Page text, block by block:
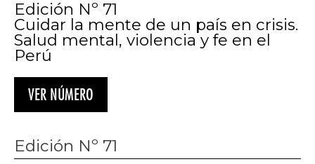
Edición Nº 71
Cuidar la mente de un país en crisis.
Salud mental, violencia y fe en el
Perú
VER NÚMERO
Edición Nº 71